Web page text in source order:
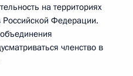
на территориях
Российской Федерации.
членство в